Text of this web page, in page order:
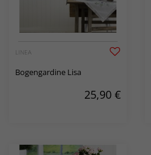
LINEA
Bogengardine Lisa
25,90 €